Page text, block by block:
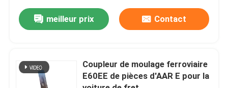
Les affaires
Pièces de moulage ferroviaires
meilleur prix Contact
Coupleur de moulage ferroviaire
E60EE de pièces d'AAR E pour la